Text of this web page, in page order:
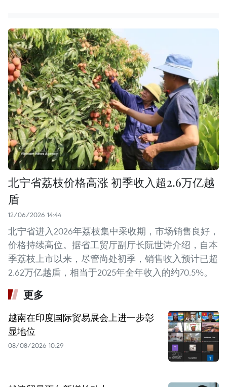
北宁省荔枝价格高涨 初季收入超2.6万亿越
盾
12/06/2026 14:44
北宁省进入2026年荔枝集中采收期，市场销售良好，
价格持续高位。据省工贸厅副厅长阮世诗介绍，自本
季荔枝上市以来，尽管尚处初季，销售收入预计已超
2.62万亿越盾，相当于2025年全年收入的约70.5%。
更多
越南在印度国际贸易展会上进一步彰
显地位
08/08/2026 10:29